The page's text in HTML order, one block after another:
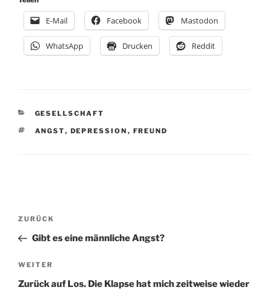
E-Mail Facebook Mastodon
WhatsApp Drucken Reddit
KATEGORIEN
GESELLSCHAFT
SCHLAGWÖRTER
ANGST, DEPRESSION , FREUND
Beitragsnavigation
Vorheriger
Beitrag
ZURÜCK
Gibt es eine männliche Angst?
Nächster
Beitrag
WEITER
Zurück auf Los. Die Klapse hat mich zeitweise wieder